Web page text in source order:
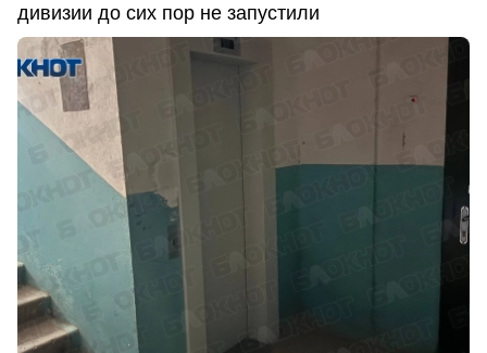
дивизии до сих пор не запустили